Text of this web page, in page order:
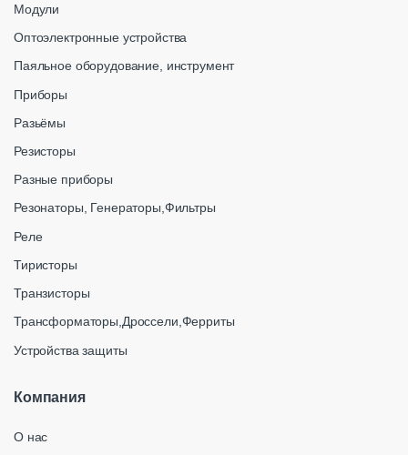
Модули
Оптоэлектронные устройства
Паяльное оборудование, инструмент
Приборы
Разьёмы
Резисторы
Разные приборы
Резонаторы, Генераторы,Фильтры
Реле
Тиристоры
Транзисторы
Трансформаторы,Дроссели,Ферриты
Устройства защиты
Компания
О нас